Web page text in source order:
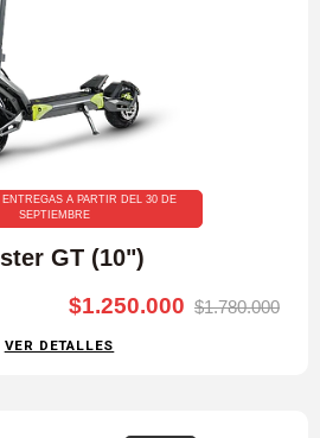
ENTREGAS A PARTIR DEL 30 DE
SEPTIEMBRE
GT (10")
$1.250.000 $1.780.000
VER DETALLES